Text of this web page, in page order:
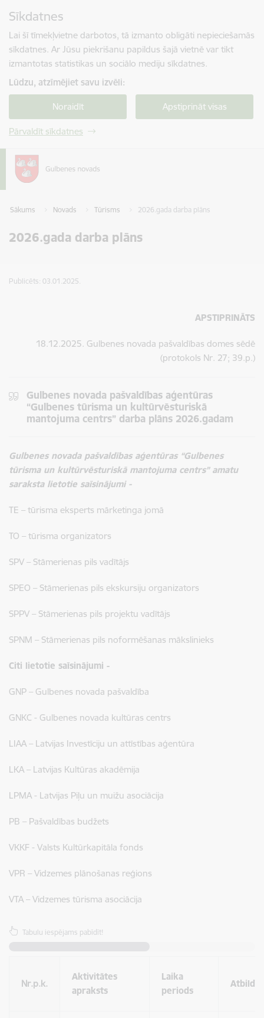
Sīkdatnes
Lai šī tīmekļvietne darbotos, tā izmanto obligāti nepieciešamās
sīkdatnes. Ar Jūsu piekrišanu papildus šajā vietnē var tikt
izmantotas statistikas un sociālo mediju sīkdatnes.
Lūdzu, atzīmējiet savu izvēli:
Noraidīt Apstiprināt visas
Pārvaldīt sīkdatnes
Sākums Novads Tūrisms 2026.gada darba plāns
2026.gada darba plāns
Publicēts: 03.01.2025.
APSTIPRINĀTS
18.12.2025. Gulbenes novada pašvaldības domes sēdē
(protokols Nr. 27; 39.p.)
Gulbenes novada pašvaldības aģentūras
“Gulbenes tūrisma un kultūrvēsturiskā
mantojuma centrs” darba plāns 2026.gadam
Gulbenes novada pašvaldības aģentūras “Gulbenes
tūrisma un kultūrvēsturiskā mantojuma centrs” amatu
saraksta lietotie saīsinājumi -
TE – tūrisma eksperts mārketinga jomā
TO – tūrisma organizators
SPV – Stāmerienas pils vadītājs
SPEO – Stāmerienas pils ekskursiju organizators
SPPV – Stāmerienas pils projektu vadītājs
SPNM – Stāmerienas pils noformēšanas mākslinieks
Citi lietotie saīsinājumi -
GNP – Gulbenes novada pašvaldība
GNKC - Gulbenes novada kultūras centrs
LIAA – Latvijas Investīciju un attīstības aģentūra
LKA – Latvijas Kultūras akadēmija
LPMA - Latvijas Piļu un muižu asociācija
PB – Pašvaldības budžets
VKKF - Valsts Kultūrkapitāla fonds
VPR – Vidzemes plānošanas reģions
VTA – Vidzemes tūrisma asociācija
Tabulu iespējams pabīdīt!
Nr.p.k.
Aktivitātes
apraksts
Laika
periods